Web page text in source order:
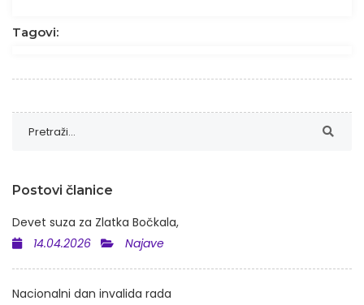
Tagovi:
Postovi članice
Devet suza za Zlatka Bočkala,
14.04.2026
Najave
Nacionalni dan invalida rada